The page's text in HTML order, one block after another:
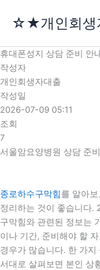
로
건
너
뛰
기
☆★개인회
휴대폰성지 상담 준비 안
작성자
개인회생자대출
작성일
2026-07-09 05:11
조회
7
서울암요양병원 상담 준
종로하수구막힘를 알아
정리하는 것이 좋습니다.
구막힘와 관련된 정보는
이나 기간, 준비해야 할
경우가 많습니다. 한 가
서대로 살펴보면 본인 상